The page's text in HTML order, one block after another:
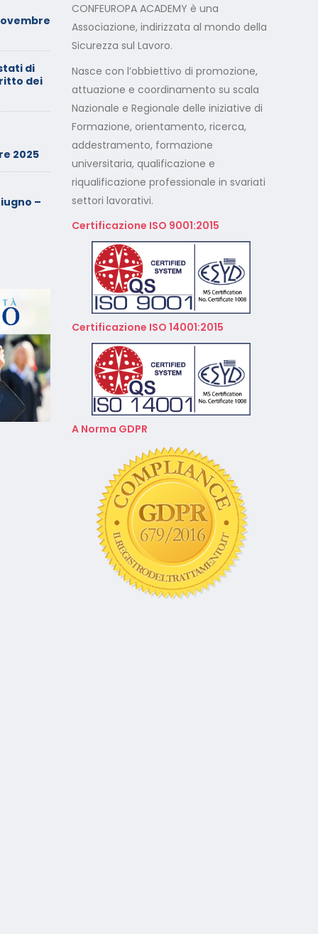
di
dei
2025
–
Foto dei minori sui social:
serve il consenso di
entrambi i genitori
Calendario Corsi
Videoconferenza Maggio –
Giugno 2026
Minimarket di Rozzano al
setaccio
Cade dalla sedia in smart
working, riconosciuto
Calendario Corsi
Videoconferenza Marzo –
Aprile 2026
Calendario Corsi
Videoconferenza Gennaio –
Febbraio 2026
CONFEUROPA ACADEMY è una
Associazione, indirizzata al mondo della
Sicurezza sul Lavoro.
Nasce con l’obbiettivo di promozione,
attuazione e coordinamento su scala
Nazionale e Regionale delle iniziative di
Formazione, orientamento, ricerca,
addestramento, formazione
universitaria, qualificazione e
riqualificazione professionale in svariati
settori lavorativi.
Certificazione ISO 9001:2015
Certificazione ISO 14001:2015
A Norma GDPR